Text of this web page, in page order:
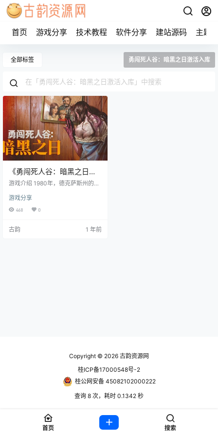
首页 游戏分享 技术教程 软件分享 建站源码 主题
全部标签 勇闯死人谷：暗黑之日激活入库
《勇闯死人谷：暗黑之日》
steam正版离线版共享账号
游戏介绍 1980年，德克萨斯州的沃
大爆发。这座曾经繁华的城市，如
今已沦为丧尸横行的末日之地。作
游戏中，从一个避难所艰难迁往另
游戏分享
468 0
古韵 1 年前
Copyright © 2026 古韵资源网
桂ICP备17000548号-2
桂公网安备 45082102000222
查询 8 次，耗时 0.1342 秒
首页 搜索